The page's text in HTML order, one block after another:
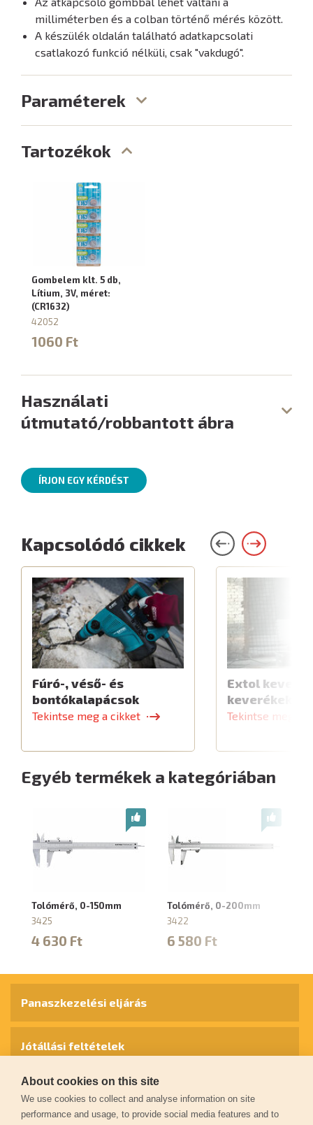
milliméterben és a colban történő mérés között.
A készülék oldalán található adatkapcsolati
csatlakozó funkció nélküli, csak "vakdugó".
Paraméterek
Tartozékok
Gombelem klt. 5 db,
Lítium, 3V, méret:
(CR1632)
42052
1060 Ft
Használati
útmutató/robbantott ábra
ÍRJON EGY KÉRDÉST
Kapcsolódó cikkek
Fúró-, véső- és
bontókalapácsok
Tekintse meg a cikket
Extol
Tekintse meg a
Egyéb termékek a kategóriában
Tolómérő, 0-150mm
3425
4 630 Ft
Tolómérő, 0-200mm
3422
6 580 Ft
Panaszkezelési eljárás
Jótállási feltételek
Személyes adatok védelme
About cookies on this site
We use cookies to collect and analyse information on site
performance and usage, to provide social media features and to